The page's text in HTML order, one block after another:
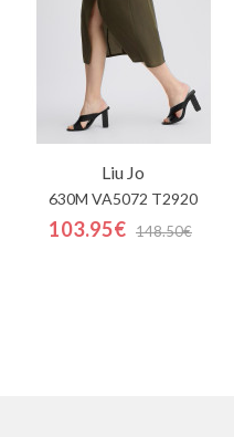
Liu Jo
630M VA5072 T2920
103.95€ 148.50€